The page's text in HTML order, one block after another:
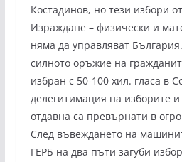
Костадинов, но тези избори
Израждане – физически и
няма да управляват
силното оръжие на
избран с 50-100 хил. гласа в
делегитимация на изборите
отдавна са превърнати в
След въвеждането на
ГЕРБ на два пъти загуби